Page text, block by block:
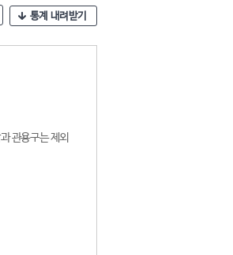
통계 내려받기
관용구는 제외